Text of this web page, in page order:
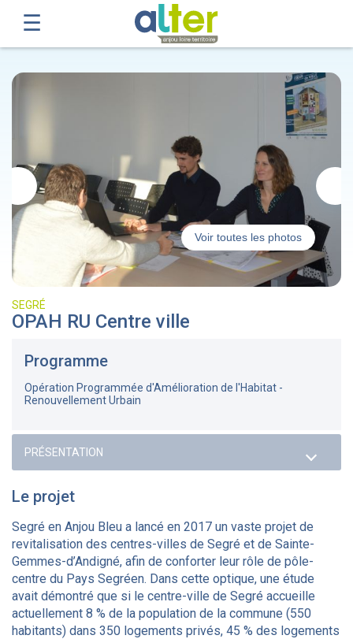
Voir toutes les photos
SEGRÉ
OPAH RU Centre ville
Programme
Opération Programmée d'Amélioration de l'Habitat -
Renouvellement Urbain
Le projet
Segré en Anjou Bleu a lancé en 2017 un vaste projet de
revitalisation des centres-villes de Segré et de Sainte-
Gemmes-d’Andigné, afin de conforter leur rôle de pôle-
centre du Pays Segréen. Dans cette optique, une étude
avait démontré que si le centre-ville de Segré accueille
actuellement 8 % de la population de la commune (550
habitants) dans 350 logements privés, 45 % des logements